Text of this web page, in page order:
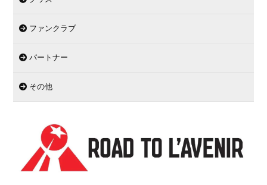
ファンクラブ
パートナー
その他